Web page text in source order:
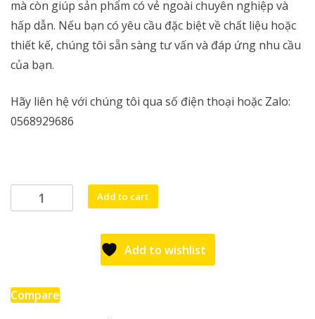
mà còn giúp sản phẩm có vẻ ngoài chuyên nghiệp và
hấp dẫn. Nếu bạn có yêu cầu đặc biệt về chất liệu hoặc
thiết kế, chúng tôi sẵn sàng tư vấn và đáp ứng nhu cầu
của bạn.
Hãy liên hệ với chúng tôi qua số điện thoại hoặc Zalo:
0568929686
đẩy
Add to cart
Add to wishlist
Compare